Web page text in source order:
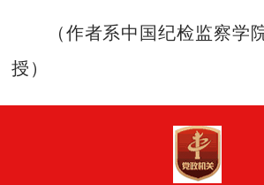
（作者系中国纪检监察学
授）